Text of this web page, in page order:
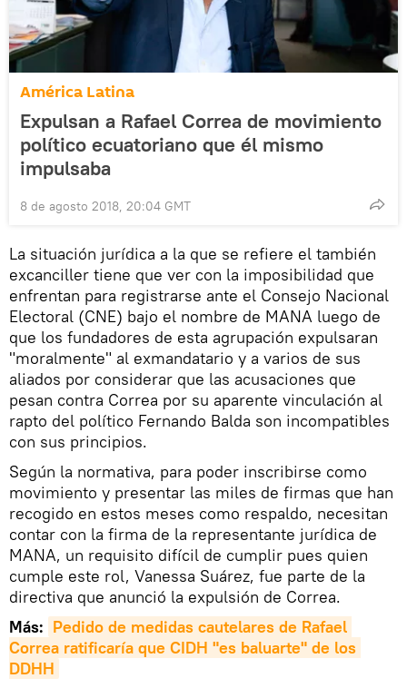
América Latina
Expulsan a Rafael Correa de movimiento
político ecuatoriano que él mismo
impulsaba
8 de agosto 2018, 20:04 GMT
La situación jurídica a la que se refiere el también
excanciller tiene que ver con la imposibilidad que
enfrentan para registrarse ante el Consejo Nacional
Electoral (CNE) bajo el nombre de MANA luego de
que los fundadores de esta agrupación expulsaran
"moralmente" al exmandatario y a varios de sus
aliados por considerar que las acusaciones que
pesan contra Correa por su aparente vinculación al
rapto del político Fernando Balda son incompatibles
con sus principios.
Según la normativa, para poder inscribirse como
movimiento y presentar las miles de firmas que han
recogido en estos meses como respaldo, necesitan
contar con la firma de la representante jurídica de
MANA, un requisito difícil de cumplir pues quien
cumple este rol, Vanessa Suárez, fue parte de la
directiva que anunció la expulsión de Correa.
Más: Pedido de medidas cautelares de Rafael
Correa ratificaría que CIDH "es baluarte" de los
DDHH